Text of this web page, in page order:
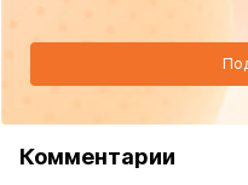
Комментарии